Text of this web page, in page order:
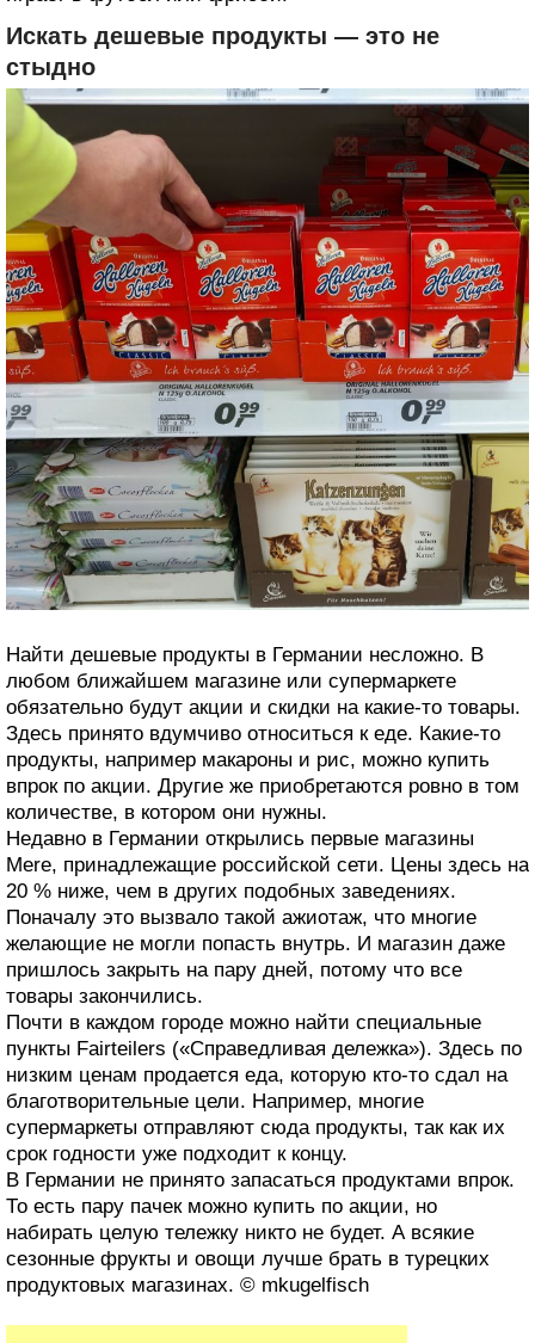
Искать дешевые продукты — это не
стыдно
Найти дешевые продукты в Германии несложно. В
любом ближайшем магазине или супермаркете
обязательно будут акции и скидки на какие-то товары.
Здесь принято вдумчиво относиться к еде. Какие-то
продукты, например макароны и рис, можно купить
впрок по акции. Другие же приобретаются ровно в том
количестве, в котором они нужны.
Недавно в Германии открылись первые магазины
Mere, принадлежащие российской сети. Цены здесь на
20 % ниже, чем в других подобных заведениях.
Поначалу это вызвало такой ажиотаж, что многие
желающие не могли попасть внутрь. И магазин даже
пришлось закрыть на пару дней, потому что все
товары закончились.
Почти в каждом городе можно найти специальные
пункты Fairteilers («Справедливая дележка»). Здесь по
низким ценам продается еда, которую кто-то сдал на
благотворительные цели. Например, многие
супермаркеты отправляют сюда продукты, так как их
срок годности уже подходит к концу.
В Германии не принято запасаться продуктами впрок.
То есть пару пачек можно купить по акции, но
набирать целую тележку никто не будет. А всякие
сезонные фрукты и овощи лучше брать в турецких
продуктовых магазинах. © mkugelfisch